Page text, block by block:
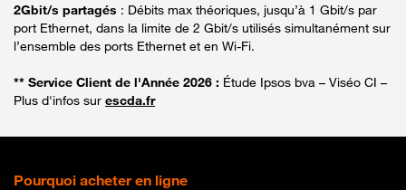
2Gbit/s partagés : Débits max théoriques, jusqu’à 1 Gbit/s par
port Ethernet, dans la limite de 2 Gbit/s utilisés simultanément sur
l’ensemble des ports Ethernet et en Wi-Fi.
** Service Client de l'Année 2026 : Étude Ipsos bva – Viséo CI –
Plus d'infos sur escda.fr
Pourquoi acheter en ligne